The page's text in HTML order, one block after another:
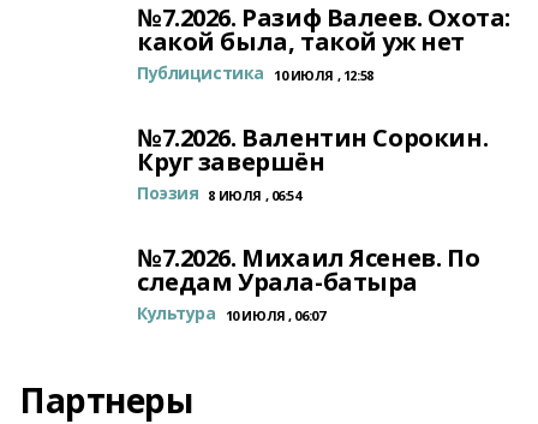
№7.2026. Разиф Валеев. Охота:
какой была, такой уж нет
Публицистика 10 ИЮЛЯ , 12:58
№7.2026. Валентин Сорокин.
Круг завершён
Поэзия 8 ИЮЛЯ , 06:54
№7.2026. Михаил Ясенев. По
следам Урала-батыра
Культура 10 ИЮЛЯ , 06:07
Партнеры